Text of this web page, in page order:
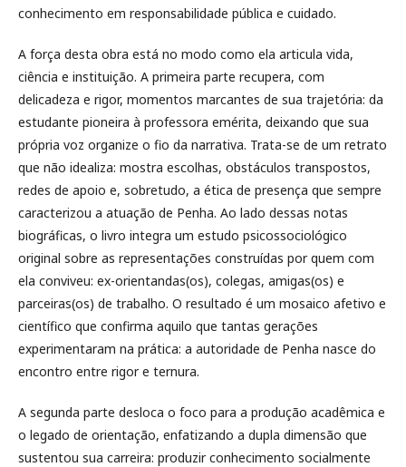
conhecimento em responsabilidade pública e cuidado.
A força desta obra está no modo como ela articula vida,
ciência e instituição. A primeira parte recupera, com
delicadeza e rigor, momentos marcantes de sua trajetória: da
estudante pioneira à professora emérita, deixando que sua
própria voz organize o fio da narrativa. Trata-se de um retrato
que não idealiza: mostra escolhas, obstáculos transpostos,
redes de apoio e, sobretudo, a ética de presença que sempre
caracterizou a atuação de Penha. Ao lado dessas notas
biográficas, o livro integra um estudo psicossociológico
original sobre as representações construídas por quem com
ela conviveu: ex-orientandas(os), colegas, amigas(os) e
parceiras(os) de trabalho. O resultado é um mosaico afetivo e
científico que confirma aquilo que tantas gerações
experimentaram na prática: a autoridade de Penha nasce do
encontro entre rigor e ternura.
A segunda parte desloca o foco para a produção acadêmica e
o legado de orientação, enfatizando a dupla dimensão que
sustentou sua carreira: produzir conhecimento socialmente